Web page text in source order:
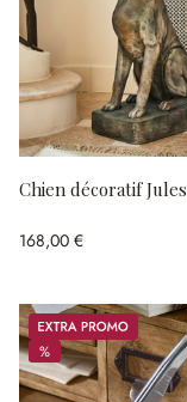
Chien décoratif Jules
168,00 €
Promos
%
%